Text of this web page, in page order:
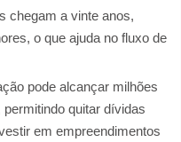
chegam a vinte anos,
o que ajuda no fluxo de
pode alcançar milhões
quitar dívidas
em empreendimentos